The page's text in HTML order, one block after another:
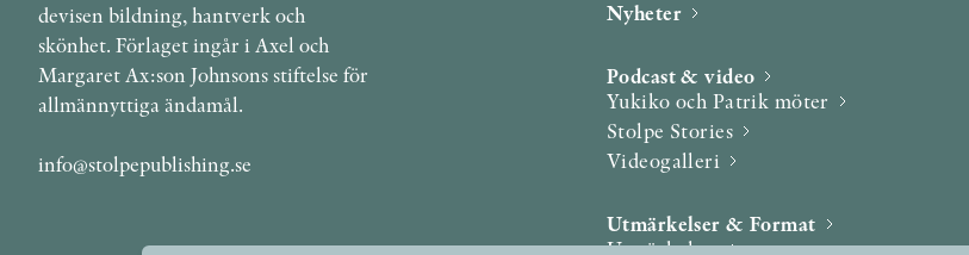
devisen bildning, hantverk och
skönhet. Förlaget ingår i Axel och
Margaret Ax:son Johnsons stiftelse för
allmännyttiga ändamål.
info@stolpepublishing.se
Nyheter
Podcast & video
Yukiko och Patrik möter
Stolpe Stories
Videogalleri
Utmärkelser & Format
Utmärkelser